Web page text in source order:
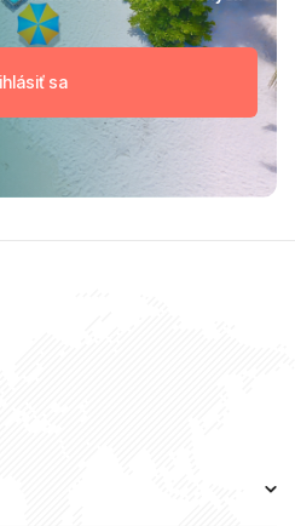
nie je potrebný.
Semi-prezidentský